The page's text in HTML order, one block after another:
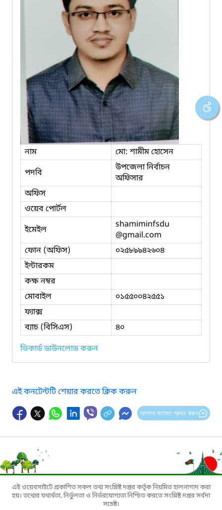
নাম
মো: শামীম হোসেন
পদবি
উপজেলা নির্বাচন
অফিসার
অফিস
ওয়েব পোর্টল
ইমেইল
shamiminfsdu
@gmail.com
ফোন (অফিস)
০২৫৮৯৯৪২৬০৪
ইন্টারকম
কক্ষ নম্বর
মোবাইল
০১৫৫০০৪২৫৫১
ফ্যাক্স
ব্যাচ (বিসিএস)
৪০
ভিকার্ড ডাউনলোড করুন
এই কনটেন্টটি শেয়ার করতে ক্লিক করুন
আপনার মতামত প্রদান করুন
এই ওয়েবসাইটে প্রকাশিত সকল তথ্য সংশ্লিষ্ট দপ্তর কর্তৃক নিয়মিত হালনাগাদ করা
হয়। তথ্যের যথার্থতা, নির্ভুলতা ও নির্ভরযোগ্যতা নিশ্চিত করতে সংশ্লিষ্ট দপ্তর সর্বদা
সচেষ্ট।